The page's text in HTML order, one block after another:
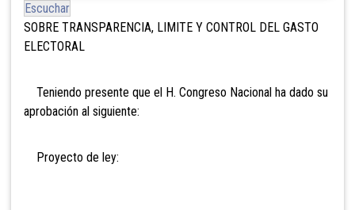
Escuchar
SOBRE TRANSPARENCIA, LIMITE Y CONTROL DEL GASTO
ELECTORAL
Teniendo presente que el H. Congreso Nacional ha dado su
aprobación al siguiente:
Proyecto de ley: